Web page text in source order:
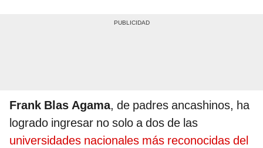
Frank Blas Agama, de padres ancashinos, ha
logrado ingresar no solo a dos de las
universidades nacionales más reconocidas del